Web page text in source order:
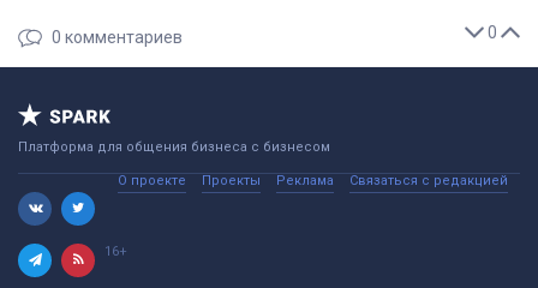
0
0 комментариев
Платформа для общения бизнеса с бизнесом
О проекте Проекты Реклама Связаться с редакцией
16+